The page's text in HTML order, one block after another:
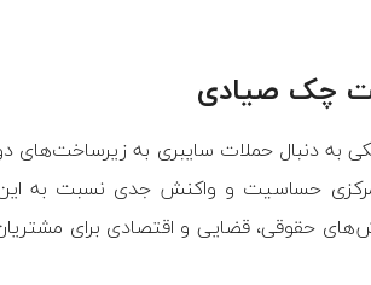
چک صیادی
به دنبال حملات سایبری به زیرساخت‌های
حساسیت و واکنش جدی نسبت به
حقوقی، قضایی و اقتصادی برای